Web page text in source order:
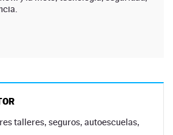
talleres, seguros, autoescuelas,